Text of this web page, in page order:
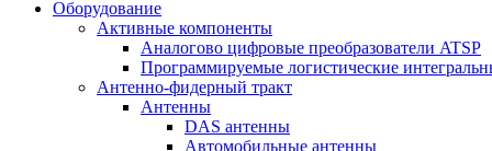
Оборудование
Активные компоненты
Аналогово цифровые преобразователи ATSP
Программируемые логистические
Антенно-фидерный тракт
Антенны
DAS антенны
Автомобильные антенны